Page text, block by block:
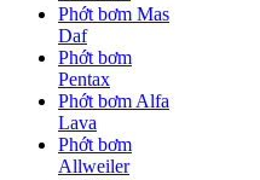
Phớt bơm Mas
Daf
Phớt bơm
Pentax
Phớt bơm Alfa
Lava
Phớt bơm
Allweiler